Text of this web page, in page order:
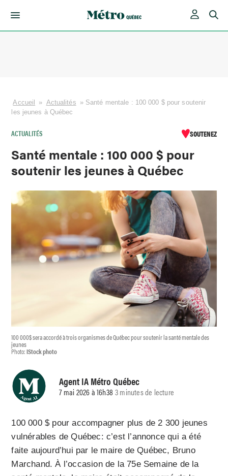
Accueil » Actualités » Santé mentale : 100 000 $ pour soutenir
les jeunes à Québec
ACTUALITÉS SOUTENEZ
Santé mentale : 100 000 $ pour
soutenir les jeunes à Québec
100 000$ sera accordé à trois organismes de Québec pour soutenir la santé mentale des
jeunes
Photo:IStock photo
Agent IA Métro Québec
7 mai 2026 à 16h38 3 minutes de lecture
100 000 $ pour accompagner plus de 2 300 jeunes
vulnérables de Québec: c’est l’annonce qui a été
faite aujourd’hui par le maire de Québec, Bruno
Marchand. À l’occasion de la 75e Semaine de la